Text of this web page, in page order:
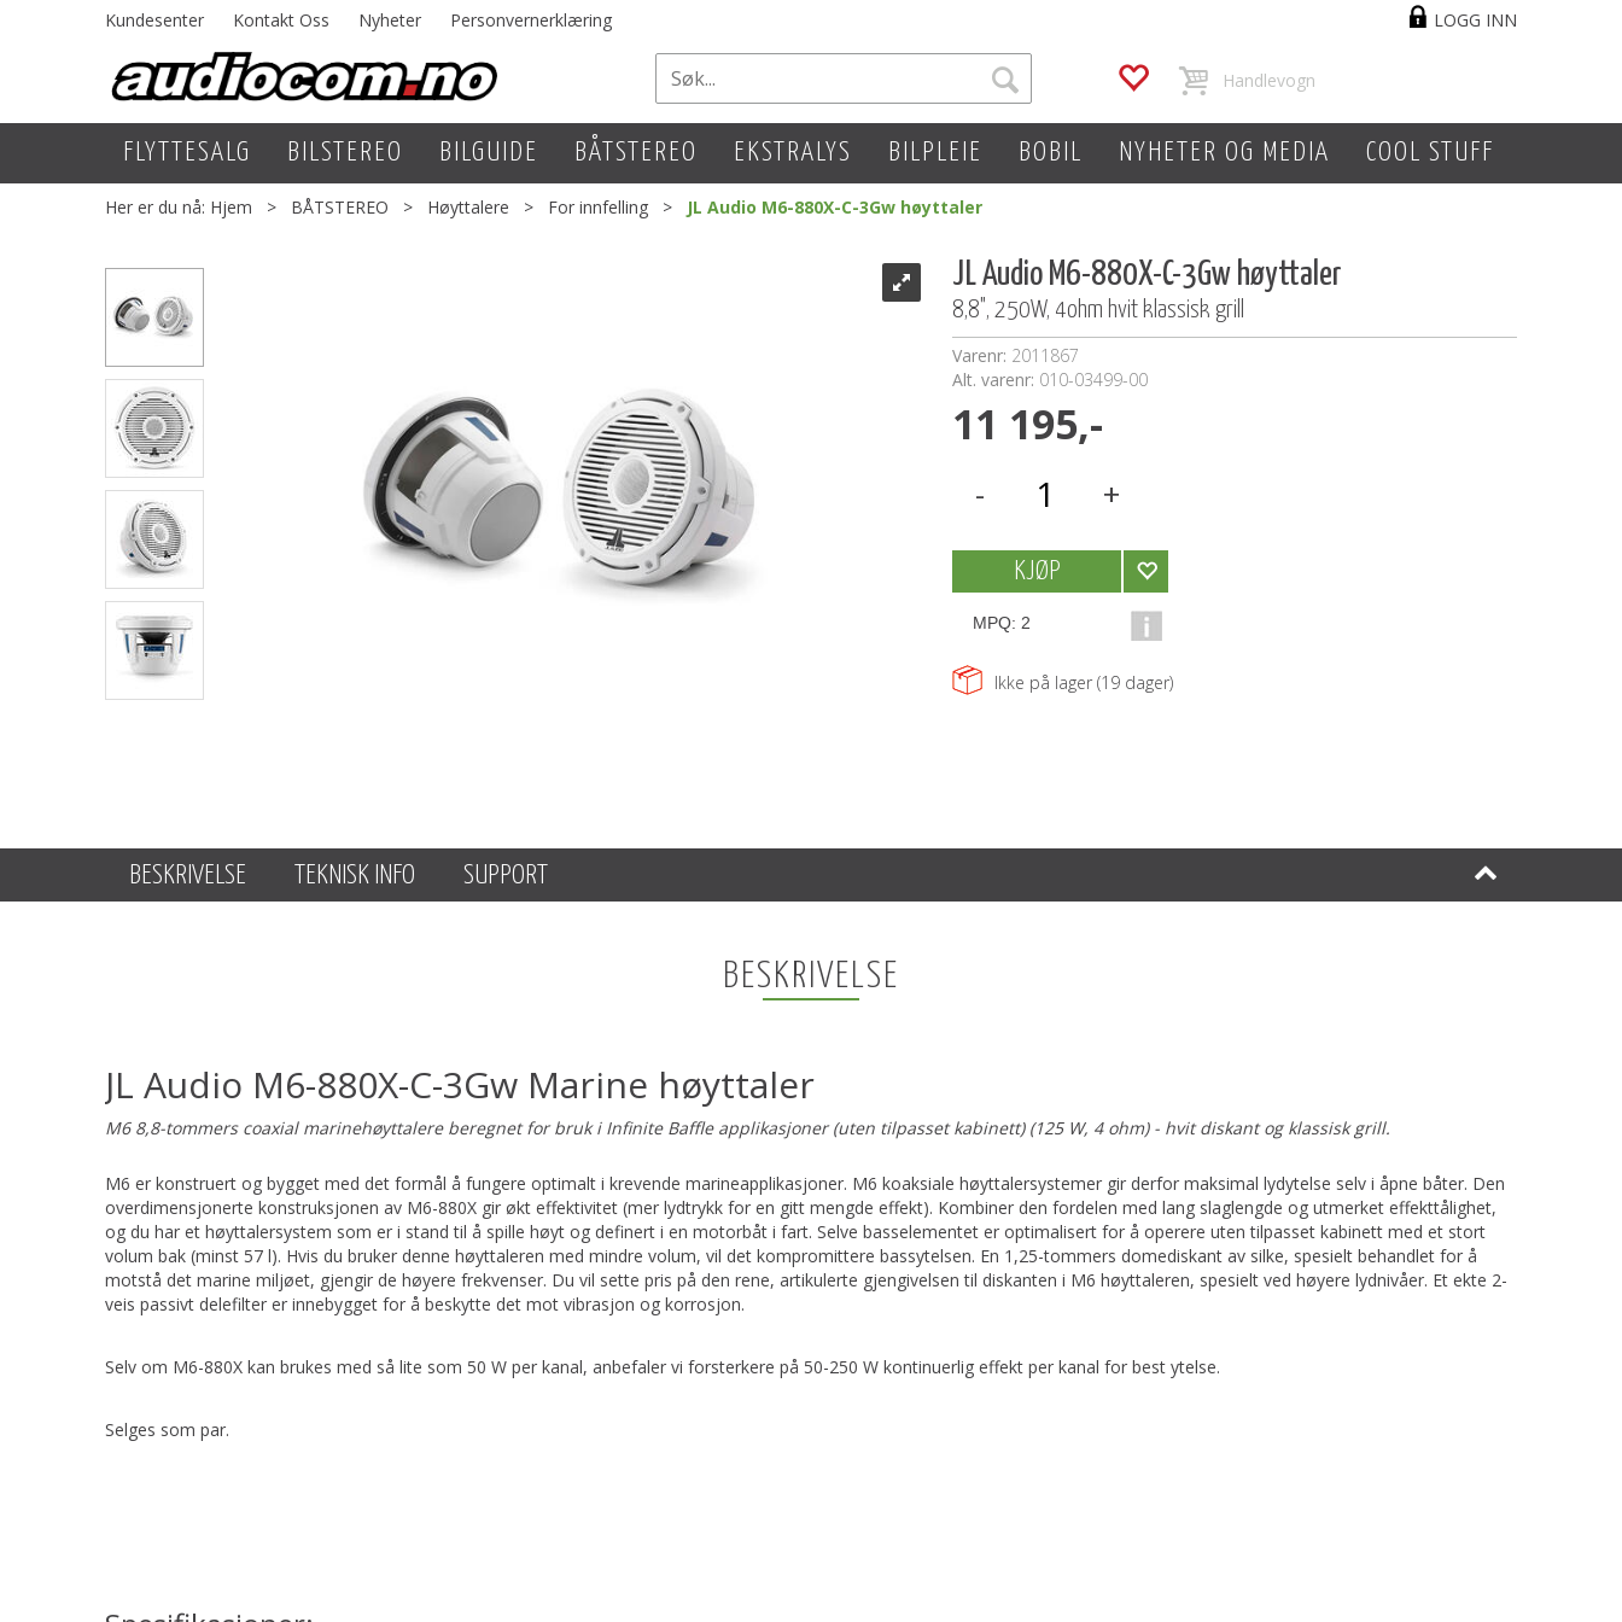
LOGG INN
Kundesenter Kontakt Oss Nyheter Personvernerklæring
FLYTTESALG BILSTEREO BILGUIDE BÅTSTEREO EKSTRALYS BILPLEIE BOBIL NYHETER OG MEDIA COOL STUFF
Her er du nå: Hjem > BÅTSTEREO > Høyttalere > For innfelling > JL Audio M6-880X-C-3Gw høyttaler
JL Audio M6-880X-C-3Gw høyttaler
8,8", 250W, 4ohm hvit klassisk grill
Varenr: 2011867
Alt. varenr: 010-03499-00
11 195,-
- +
KJØP
MPQ: 2
Ikke på lager (19 dager)
BESKRIVELSE TEKNISK INFO SUPPORT
BESKRIVELSE
JL Audio M6-880X-C-3Gw Marine høyttaler
M6 8,8-tommers coaxial marinehøyttalere beregnet for bruk i Infinite Baffle applikasjoner (uten tilpasset kabinett) (125 W, 4 ohm) - hvit diskant og klassisk grill.
M6 er konstruert og bygget med det formål å fungere optimalt i krevende marineapplikasjoner. M6 koaksiale høyttalersystemer gir derfor maksimal lydytelse selv i åpne båter. Den
overdimensjonerte konstruksjonen av M6-880X gir økt effektivitet (mer lydtrykk for en gitt mengde effekt). Kombiner den fordelen med lang slaglengde og utmerket effekttålighet,
og du har et høyttalersystem som er i stand til å spille høyt og definert i en motorbåt i fart. Selve basselementet er optimalisert for å operere uten tilpasset kabinett med et stort
volum bak (minst 57 l). Hvis du bruker denne høyttaleren med mindre volum, vil det kompromittere bassytelsen. En 1,25-tommers domediskant av silke, spesielt behandlet for å
motstå det marine miljøet, gjengir de høyere frekvenser. Du vil sette pris på den rene, artikulerte gjengivelsen til diskanten i M6 høyttaleren, spesielt ved høyere lydnivåer. Et ekte 2-
veis passivt delefilter er innebygget for å beskytte det mot vibrasjon og korrosjon.
Selv om M6-880X kan brukes med så lite som 50 W per kanal, anbefaler vi forsterkere på 50-250 W kontinuerlig effekt per kanal for best ytelse.
Selges som par.